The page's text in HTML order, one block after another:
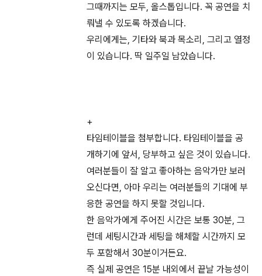
그때까지는 모두, 올스톱입니다. 꼭 공연을 치
뤄낼 수 있도록 하겠습니다.
우리에게는, 기타와 북과 목소리, 그리고 열정
이 있습니다. 딱 일주일 남았습니다.
+
타임테이블을 첨부합니다. 타임테이블을 공
개하기에 앞서, 당부하고 싶은 것이 있습니다.
여러분들이 잘 알고 좋아하는 음악가만 보러
오신다면, 아마 우리는 여러분들의 기대에 부
응한 공연을 하지 못할 것입니다.
한 음악가에게 주어진 시간은 보통 30분, 그
런데 세팅시간과 세팅을 해체할 시간까지 모
두 포함해서 30분이거든요.
즉 실제 공연은 15분 내외에서 끝날 가능성이